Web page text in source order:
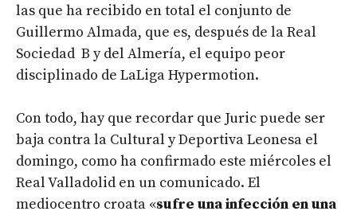
las que ha recibido en total el conjunto de
Guillermo Almada, que es, después de la Real
Sociedad B y del Almería, el equipo peor
disciplinado de LaLiga Hypermotion.
Con todo, hay que recordar que Juric puede ser
baja contra la Cultural y Deportiva Leonesa el
domingo, como ha confirmado este miércoles el
Real Valladolid en un comunicado. El
mediocentro croata «sufre una infección en una